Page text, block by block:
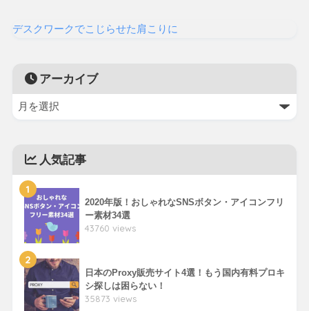
デスクワークでこじらせた肩こりに
アーカイブ
人気記事
1
2020年版！おしゃれなSNSボタン・アイコンフリ
ー素材34選
43760 views
2
日本のProxy販売サイト4選！もう国内有料プロキ
シ探しは困らない！
35873 views